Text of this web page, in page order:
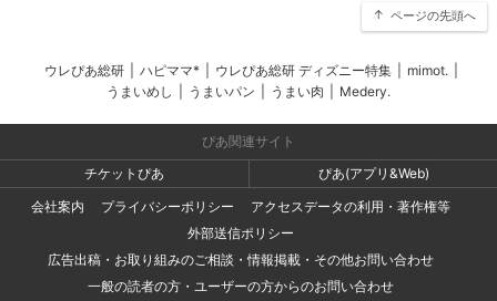
ページの先頭へ
ウレぴあ総研 ハピママ* ウレぴあ総研 ディズニー特集 mimot.
うまいめし
うまいパン うまい肉 Medery.
ぴあ関連サイト
チケットぴあ
ぴあ(アプリ&Web)
会社案内
プライバシーポリシー
アクセスデータの利用・著作権等
外部送信ポリシー
広告出稿・お取り組みのご相談・情報掲載・その他お問い合わせ
一般の読者の方・ユーザーの方からのお問い合わせ